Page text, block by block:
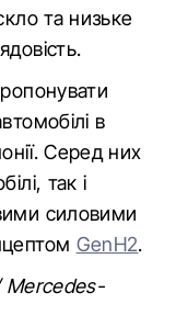
та низьке
в
Серед них
так і
силовими
GenH2.
Mercedes-